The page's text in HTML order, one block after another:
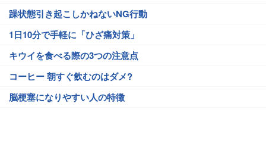
躁状態引き起こしかねないNG行動
1日10分で手軽に「ひざ痛対策」
キウイを食べる際の3つの注意点
コーヒー 朝すぐ飲むのはダメ?
脳梗塞になりやすい人の特徴